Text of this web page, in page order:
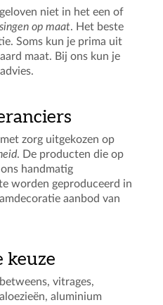
niet in het een of
op maat. Het beste
Soms kun je prima uit
maat. Bij ons kun je
zorg uitgekozen op
. De producten die op
handmatig
worden geproduceerd in
aanbod van
keuze
vitrages,
aluminium